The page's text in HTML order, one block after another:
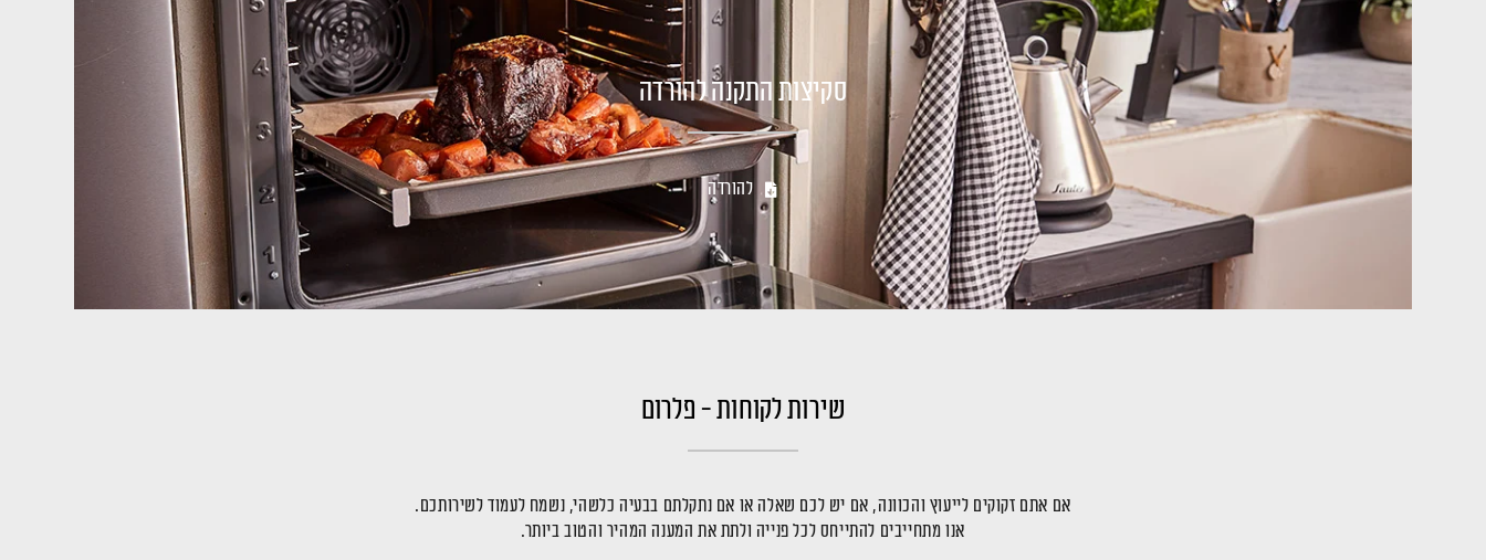
סקיצות התקנה להורדה
להורדה
שירות לקוחות - פלרום
אם אתם זקוקים לייעוץ והכוונה, אם יש לכם שאלה או אם נתקלתם בבעיה כלשהי, נשמח לעמוד לשירותכם.
אנו מתחייבים להתייחס לכל פנייה ולתת את המענה המהיר והטוב ביותר.